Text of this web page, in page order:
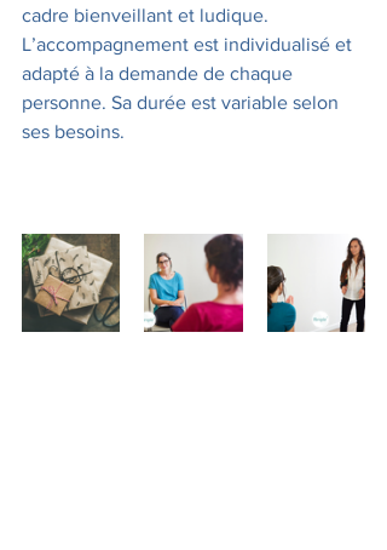
cadre bienveillant et ludique.
L’accompagnement est individualisé et
adapté à la demande de chaque
personne. Sa durée est variable selon
ses besoins.